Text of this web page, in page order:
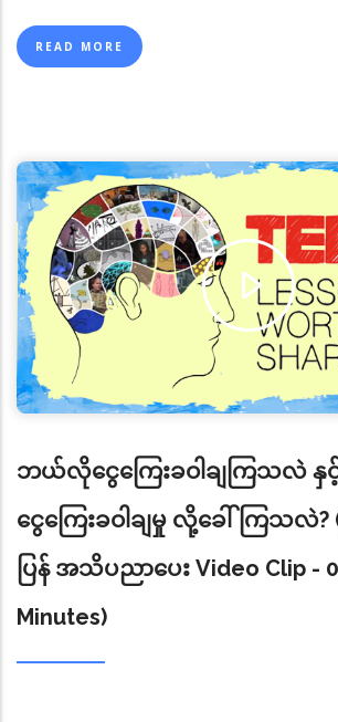
နှင့် တိုးမြှင့်အရေးယူ ဆောင်ရွက်မှုမပြုလုပ်ရန်
ရသည့်နိုင်ငံနှင့် ဒေသများ (enhanced due
ခြင်းမဟုတ်ဘဲ EDD ကိုပိုမိုဆောင်ရွက်ရန်သာ
ထည့်သွင်းခံခဲ့ရပါသည်။
၅။ ထို့နောက် မြန်မာနိုင်ငံအနေဖြင့် အကေ
ဆောင်ရွက်ရန် ကျန်ရှိသည့် အစီအမံ (Action
သတ်မှတ်ကာလအတွင်း ပြီးစီးစေရန် အာရှပ
(Asia Pacific Joint Group - APJG) သို့ (၄)
တိုးတက်မှုအစီရင်ခံစာများရေးသား ပေးပို့တင်ပ
မျက်နှာချင်းဆိုင်အစည်းအဝေးများသို့ တက်ရ
ဆွေးနွေးခြင်းနှင့် FATF မျက်နှာစုံညီအစည်းအ
၆။ ယင်းကဲ့သို့ မြန်မာနိုင်ငံအနေဖြင့် FATF
များအပေါ် လိုက်နာအကောင် အထည်ဖော်ဆော
နှင့် ငွေကြေးခဝါချမှုနှင့် အကြမ်းဖက်မှုကိုငွေ
ဆိုင်ရာ ဆုံးရှုံးနိုင်ခြေ (ML/TF Risk) များကိုနာ
ဖော်ထုတ်နိုင်ခဲ့ခြင်း၊ အကြမ်းဖက်မှု တိုက်ဖျက်ရ
သက်သေခံ ပစ္စည်းများစီမံရေး၊ ထိန်းသိမ်းရေး
READ MORE
ဘယ်လိုငွေကြေးခဝါချကြသလဲ
ငွေကြေးခဝါချမှု လို့ခေါ်ကြသလဲ?
ပြန် အသိပညာပေး Video Clip -
Minutes)